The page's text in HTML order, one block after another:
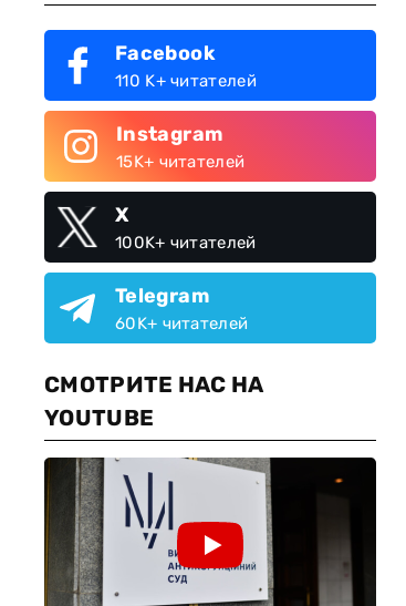
Facebook
110 K+ читателей
Instagram
15K+ читателей
X
100K+ читателей
Telegram
60K+ читателей
СМОТРИТЕ НАС НА
YOUTUBE